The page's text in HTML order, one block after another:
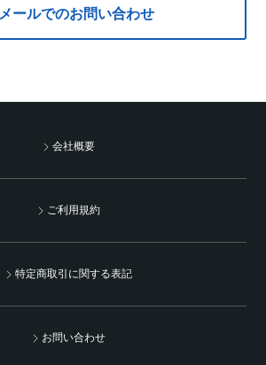
メールでのお問い合わせ
会社概要
ご利用規約
特定商取引に関する表記
お問い合わせ